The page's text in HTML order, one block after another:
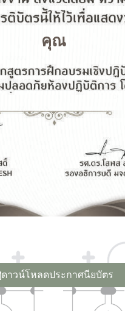
คุณ
ดาวน์โหลดประกาศนียบัตร